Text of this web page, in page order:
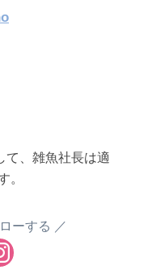
、雑魚社長は適
。
ーする